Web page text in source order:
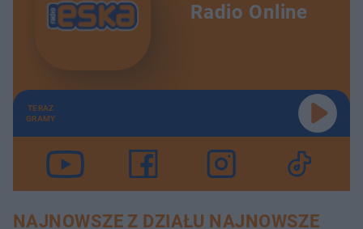
Radio Online
TERAZ
GRAMY
NAJNOWSZE Z DZIAŁU NAJNOWSZE